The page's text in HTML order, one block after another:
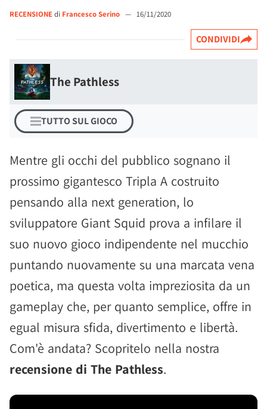
RECENSIONEdi Francesco Serino — 16/11/2020
CONDIVIDI
The Pathless
TUTTO SUL GIOCO
Mentre gli occhi del pubblico sognano il
prossimo gigantesco Tripla A costruito
pensando alla next generation, lo
sviluppatore Giant Squid prova a infilare il
suo nuovo gioco indipendente nel mucchio
puntando nuovamente su una marcata vena
poetica, ma questa volta impreziosita da un
gameplay che, per quanto semplice, offre in
egual misura sfida, divertimento e libertà.
Com'è andata? Scopritelo nella nostra
recensione di The Pathless.